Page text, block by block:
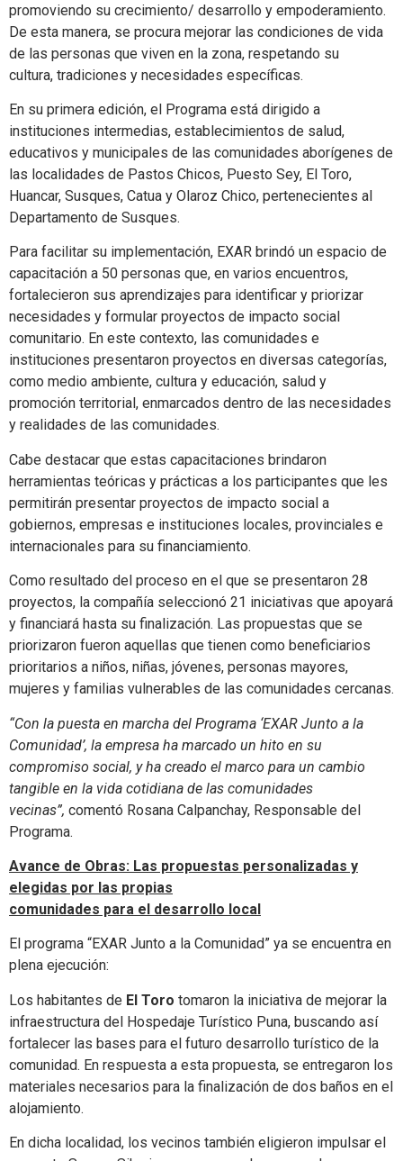
promoviendo su crecimiento/ desarrollo y empoderamiento.
De esta manera, se procura mejorar las condiciones de vida
de las personas que viven en la zona, respetando su
cultura, tradiciones y necesidades específicas.
En su primera edición, el Programa está dirigido a
instituciones intermedias, establecimientos de salud,
educativos y municipales de las comunidades aborígenes de
las localidades de Pastos Chicos, Puesto Sey, El Toro,
Huancar, Susques, Catua y Olaroz Chico, pertenecientes al
Departamento de Susques.
Para facilitar su implementación, EXAR brindó un espacio de
capacitación a 50 personas que, en varios encuentros,
fortalecieron sus aprendizajes para identificar y priorizar
necesidades y formular proyectos de impacto social
comunitario. En este contexto, las comunidades e
instituciones presentaron proyectos en diversas categorías,
como medio ambiente, cultura y educación, salud y
promoción territorial, enmarcados dentro de las necesidades
y realidades de las comunidades.
Cabe destacar que estas capacitaciones brindaron
herramientas teóricas y prácticas a los participantes que les
permitirán presentar proyectos de impacto social a
gobiernos, empresas e instituciones locales, provinciales e
internacionales para su financiamiento.
Como resultado del proceso en el que se presentaron 28
proyectos, la compañía seleccionó 21 iniciativas que apoyará
y financiará hasta su finalización. Las propuestas que se
priorizaron fueron aquellas que tienen como beneficiarios
prioritarios a niños, niñas, jóvenes, personas mayores,
mujeres y familias vulnerables de las comunidades cercanas.
“Con la puesta en marcha del Programa ‘EXAR Junto a la
Comunidad’, la empresa ha marcado un hito en su
compromiso social, y ha creado el marco para un cambio
tangible en la vida cotidiana de las comunidades
vecinas”, comentó Rosana Calpanchay, Responsable del
Programa.
Avance de Obras: Las propuestas personalizadas y
elegidas por las propias
comunidades para el desarrollo local
El programa “EXAR Junto a la Comunidad” ya se encuentra en
plena ejecución:
Los habitantes de El Toro tomaron la iniciativa de mejorar la
infraestructura del Hospedaje Turístico Puna, buscando así
fortalecer las bases para el futuro desarrollo turístico de la
comunidad. En respuesta a esta propuesta, se entregaron los
materiales necesarios para la finalización de dos baños en el
alojamiento.
En dicha localidad, los vecinos también eligieron impulsar el